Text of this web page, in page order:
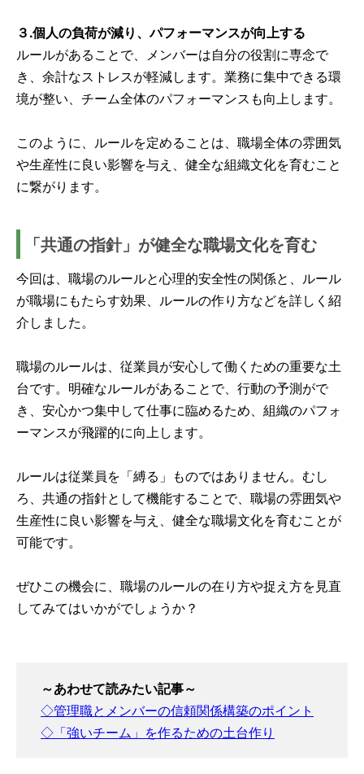
３.個人の負荷が減り、パフォーマンスが向上する
ルールがあることで、メンバーは自分の役割に専念で
き、余計なストレスが軽減します。業務に集中できる環
境が整い、チーム全体のパフォーマンスも向上します。
このように、ルールを定めることは、職場全体の雰囲気
や生産性に良い影響を与え、健全な組織文化を育むこと
に繋がります。
「共通の指針」が健全な職場文化を育む
今回は、職場のルールと心理的安全性の関係と、ルール
が職場にもたらす効果、ルールの作り方などを詳しく紹
介しました。
職場のルールは、従業員が安心して働くための重要な土
台です。明確なルールがあることで、行動の予測がで
き、安心かつ集中して仕事に臨めるため、組織のパフォ
ーマンスが飛躍的に向上します。
ルールは従業員を「縛る」ものではありません。むし
ろ、共通の指針として機能することで、職場の雰囲気や
生産性に良い影響を与え、健全な職場文化を育むことが
可能です。
ぜひこの機会に、職場のルールの在り方や捉え方を見直
してみてはいかがでしょうか？
～あわせて読みたい記事～
◇管理職とメンバーの信頼関係構築のポイント
◇「強いチーム」を作るための土台作り